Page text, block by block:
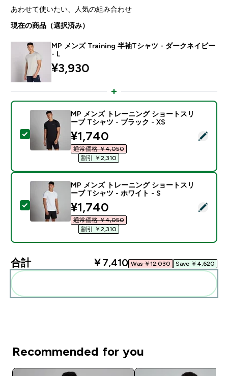
あわせて使いたい、人気の組み合わせ
現在の商品（選択済み）
MP メンズ Training 半袖Tシャツ - ダークネイビー
- L
¥3,930‎
この商品を選択 - MP メンズ トレーニング ショート
MP メンズ トレーニング ショートスリ
ーブ Tシャツ - ブラック - XS
discounted price
¥1,740‎
通常価格 ￥4,050‎
割引 ￥2,310‎
この商品を選択 - MP メンズ トレーニング ショート
MP メンズ トレーニング ショートスリ
ーブ Tシャツ - ホワイト - S
discounted price
¥1,740‎
通常価格 ￥4,050‎
割引 ￥2,310‎
合計 ￥7,410‎ Was ￥12,030‎ Save ￥4,620‎
Recommended for you